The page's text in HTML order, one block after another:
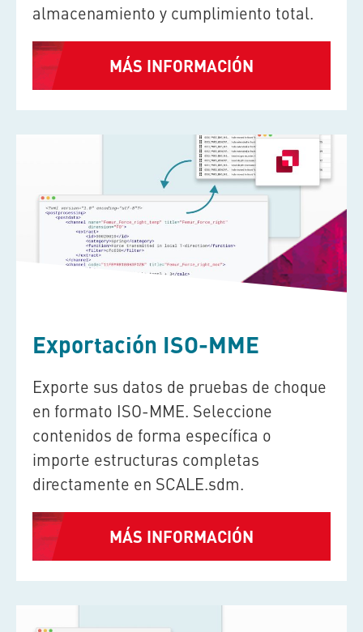
almacenamiento y cumplimiento total.
MÁS INFORMACIÓN
Exportación ISO-MME
Exporte sus datos de pruebas de choque
en formato ISO-MME. Seleccione
contenidos de forma específica o
importe estructuras completas
directamente en SCALE.sdm.
MÁS INFORMACIÓN